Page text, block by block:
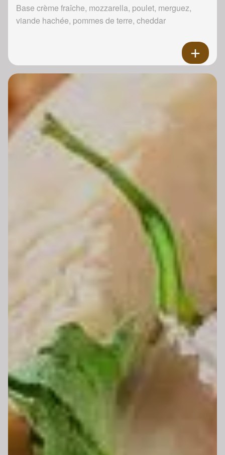
Base crème fraîche, mozzarella, poulet, merguez,
viande hachée, pommes de terre, cheddar